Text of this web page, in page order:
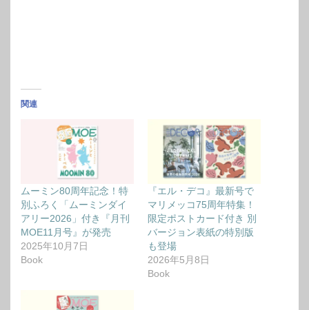
関連
ムーミン80周年記念！特
別ふろく「ムーミンダイ
アリー2026」付き『月刊
MOE11月号』が発売
2025年10月7日
Book
『エル・デコ』最新号で
マリメッコ75周年特集！
限定ポストカード付き 別
バージョン表紙の特別版
も登場
2026年5月8日
Book